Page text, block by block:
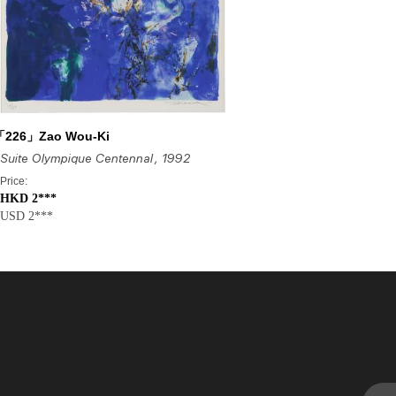
226」Zao Wou-Ki
Suite Olympique Centennal, 1992
Price:
HKD 2***
USD 2***